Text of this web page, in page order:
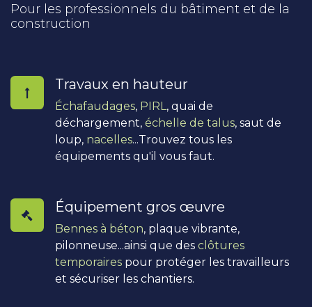
Pour les professionnels du bâtiment et de la
construction
Travaux en hauteur
Échafaudages, PIRL , quai de
déchargement, échelle de talus, saut de
loup, nacelles...Trouvez tous les
équipements qu'il vous faut.
Équipement gros œuvre
Bennes à béton, plaque vibrante,
pilonneuse...ainsi que des clôtures
temporaires pour protéger les travailleurs
et sécuriser les chantiers.